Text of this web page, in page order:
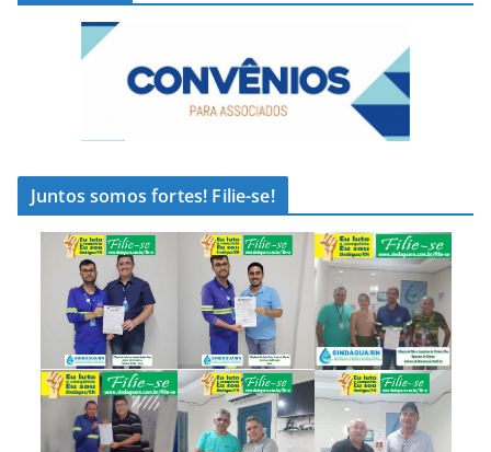
Juntos somos fortes! Filie-se!